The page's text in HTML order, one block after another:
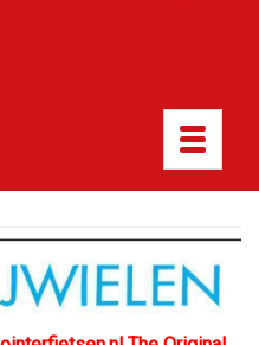
Toggle